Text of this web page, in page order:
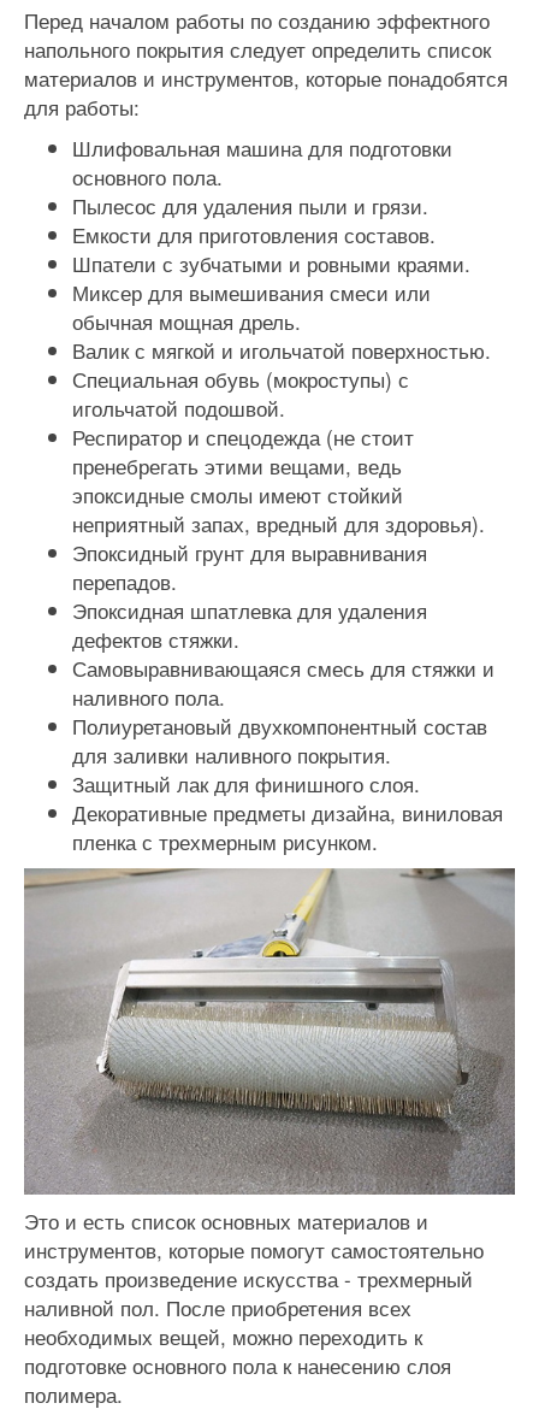
Перед началом работы по созданию эффектного
напольного покрытия следует определить список
материалов и инструментов, которые понадобятся
для работы:
Шлифовальная машина для подготовки
основного пола.
Пылесос для удаления пыли и грязи.
Емкости для приготовления составов.
Шпатели с зубчатыми и ровными краями.
Миксер для вымешивания смеси или
обычная мощная дрель.
Валик с мягкой и игольчатой поверхностью.
Специальная обувь (мокроступы) с
игольчатой подошвой.
Респиратор и спецодежда (не стоит
пренебрегать этими вещами, ведь
эпоксидные смолы имеют стойкий
неприятный запах, вредный для здоровья).
Эпоксидный грунт для выравнивания
перепадов.
Эпоксидная шпатлевка для удаления
дефектов стяжки.
Самовыравнивающаяся смесь для стяжки и
наливного пола.
Полиуретановый двухкомпонентный состав
для заливки наливного покрытия.
Защитный лак для финишного слоя.
Декоративные предметы дизайна, виниловая
пленка с трехмерным рисунком.
Это и есть список основных материалов и
инструментов, которые помогут самостоятельно
создать произведение искусства - трехмерный
наливной пол. После приобретения всех
необходимых вещей, можно переходить к
подготовке основного пола к нанесению слоя
полимера.